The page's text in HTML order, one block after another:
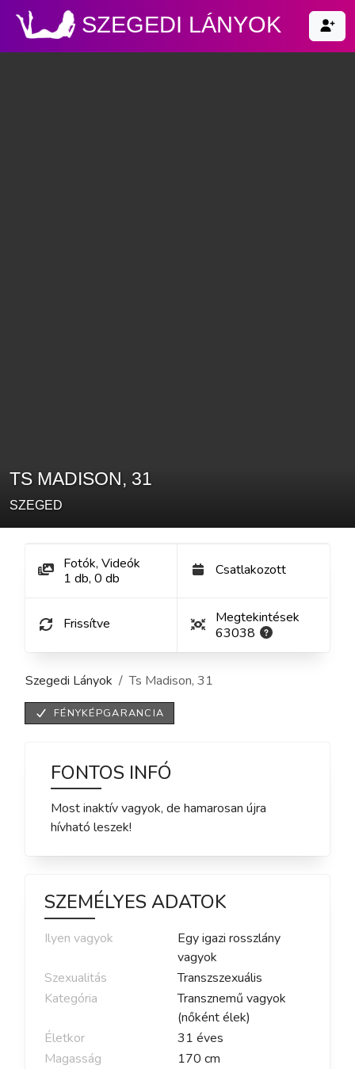
SZEGEDI LÁNYOK
TS MADISON, 31
SZEGED
Fotók, Videók
1 db, 0 db Csatlakozott
Frissítve
Megtekintések
63038
Szegedi Lányok Ts Madison, 31
FÉNYKÉPGARANCIA
FONTOS INFÓ
Most inaktív vagyok, de hamarosan újra
hívható leszek!
SZEMÉLYES ADATOK
Ilyen vagyok
Egy igazi rosszlány
vagyok
Szexualitás
Transzszexuális
Kategória
Transznemű vagyok
(nőként élek)
Életkor
31 éves
Magasság
170 cm